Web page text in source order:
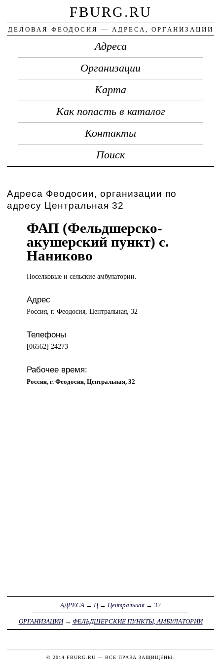
FBURG.RU
ДЕЛОВАЯ ФЕОДОСИЯ — АДРЕСА, ОРГАНИЗАЦИИ
Адреса
Организации
Карта
Как попасть в каталог
Контакты
Поиск
Адреса Феодосии, организации по
адресу Центральная 32
ФАП (Фельдшерско-
акушерский пункт) с.
Наниково
Поселковые исельские амбулатории.
Адрес
Россия, г. Феодосия, Центральная, 32
Телефоны
[06562] 24273
Рабочее время:
Россия, г. Феодосия, Центральная, 32
АДРЕСА → Ц→ Центральная → 32
ОРГАНИЗАЦИИ→ ФЕЛЬДШЕРСКИЕ ПУНКТЫ, АМБУЛАТОРИИ
© 2014 FBURG.RU — ВСЕ ПРАВА ЗАЩИЩЕНЫ.